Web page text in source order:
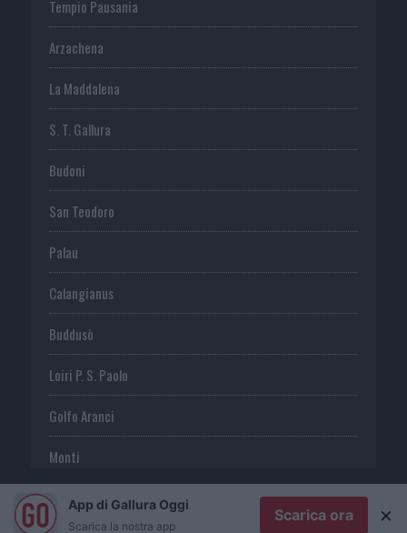
Tempio Pausania
Arzachena
La Maddalena
S. T. Gallura
Budoni
San Teodoro
Palau
Calangianus
Buddusò
Loiri P. S. Paolo
Golfo Aranci
Monti
TeltiApp di Gallura Oggi
Scarica la nostra app
Scarica ora ×